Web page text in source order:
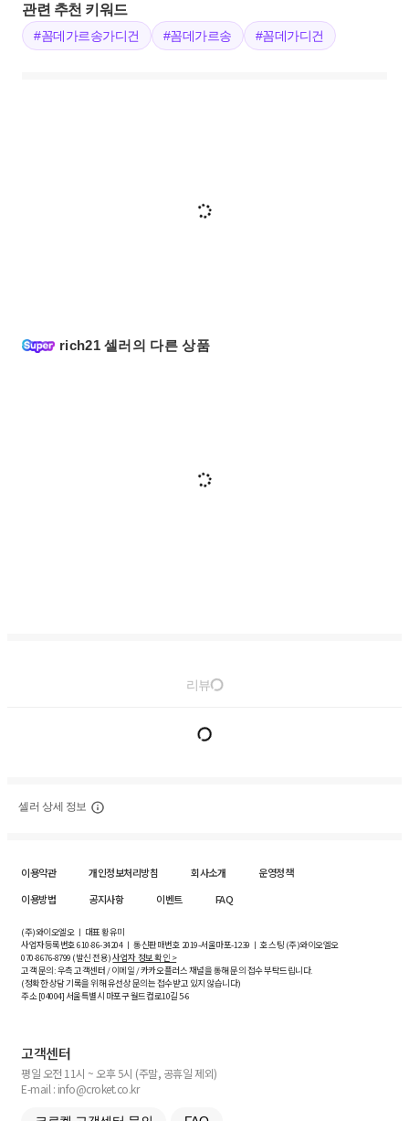
관련 추천 키워드
#꼼데가르송가디건 #꼼데가르송 #꼼데가디건
rich21 셀러의 다른 상품
리뷰
셀러 상세 정보
이용약관 개인정보처리방침 회사소개
운영정책
이용방법
공지사항 이벤트 FAQ
(주)와이오엘오 ㅣ 대표 황유미
사업자등록번호610-86-34204ㅣ 통신판매번호 2019-서울마포-1239 ㅣ 호스팅 (주)와이오엘오
070-8676-8799 (발신 전용)사업자 정보 확인 >
고객 문의: 우측 고객센터 / 이메일 / 카카오플러스 채널을 통해 문의 접수 부탁드립니다.
(정확한 상담 기록을 위해 유선상 문의는 접수받고 있지 않습니다)
주소 [04004] 서울특별시 마포구 월드컵로10길5-6
고객센터
평일 오전 11시 ~ 오후 5시 (주말, 공휴일 제외)
E-mail : info@croket.co.kr